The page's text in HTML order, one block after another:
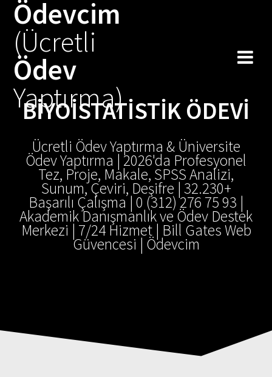
Ödevcim
(Ücretli
Ödev
Yaptırma)
BIYOISTATISTIK ÖDEVI
Ücretli Ödev Yaptırma & Üniversite
Ödev Yaptırma | 2026'da Profesyonel
Tez, Proje, Makale, SPSS Analizi,
Sunum, Çeviri, Deşifre | 32.230+
Başarılı Çalışma | 0 (312) 276 75 93 |
Akademik Danışmanlık ve Ödev Destek
Merkezi | 7/24 Hizmet | Bill Gates Web
Güvencesi | Ödevcim